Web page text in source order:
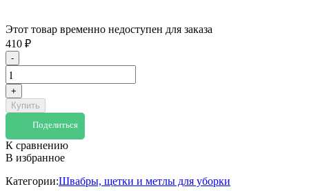
Этот товар временно недоступен для заказа
410 ₽
-
+
Купить
Поделиться
К сравнению
В избранное
Категории:Швабры, щетки и метлы для уборки